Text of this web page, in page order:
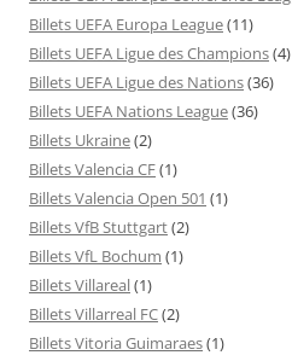
Billets UEFA Europa League(11)
Billets UEFA Ligue des Champions(4)
Billets UEFA Ligue des Nations(36)
Billets UEFA Nations League(36)
Billets Ukraine(2)
Billets Valencia CF(1)
Billets Valencia Open 501 (1)
Billets VfB Stuttgart(2)
Billets VfL Bochum (1)
Billets Villareal(1)
Billets Villarreal FC(2)
Billets Vitoria Guimaraes(1)